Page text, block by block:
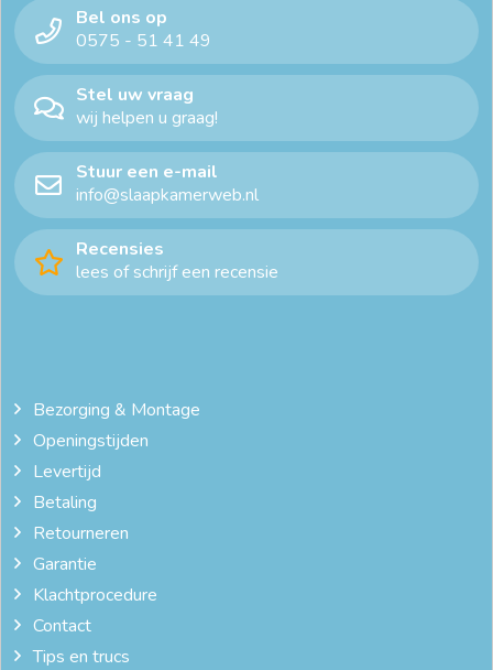
Bel ons op
0575 - 51 41 49
Stel uw vraag
wij helpen u graag!
Stuur een e-mail
info@slaapkamerweb.nl
Recensies
lees of schrijf een recensie
Bezorging & Montage
Openingstijden
Levertijd
Betaling
Retourneren
Garantie
Klachtprocedure
Contact
Tips en trucs